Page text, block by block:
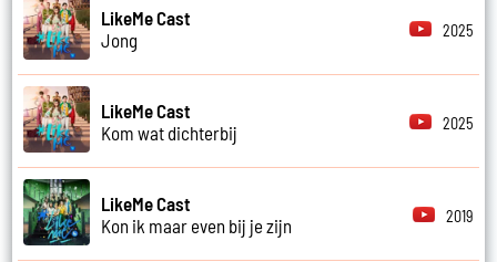
LikeMe Cast
Jong
2025
LikeMe Cast
Kom wat dichterbij
2025
LikeMe Cast
Kon ik maar even bij je zijn
2019